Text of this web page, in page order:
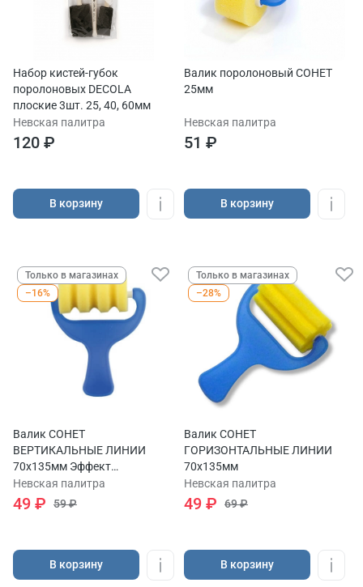
Набор кистей-губок
поролоновых DECOLA
плоские 3шт. 25, 40, 60мм
Невская палитра
120 ₽
В корзину
Валик поролоновый СОНЕТ
25мм
Невская палитра
51 ₽
В корзину
Только в магазинах
–16%
Валик СОНЕТ
ВЕРТИКАЛЬНЫЕ ЛИНИИ
70х135мм Эффект
вертикальных линий
Невская палитра
49 ₽ 59 ₽
В корзину
Только в магазинах
–28%
Валик СОНЕТ
ГОРИЗОНТАЛЬНЫЕ ЛИНИИ
70х135мм
Невская палитра
49 ₽ 69 ₽
В корзину